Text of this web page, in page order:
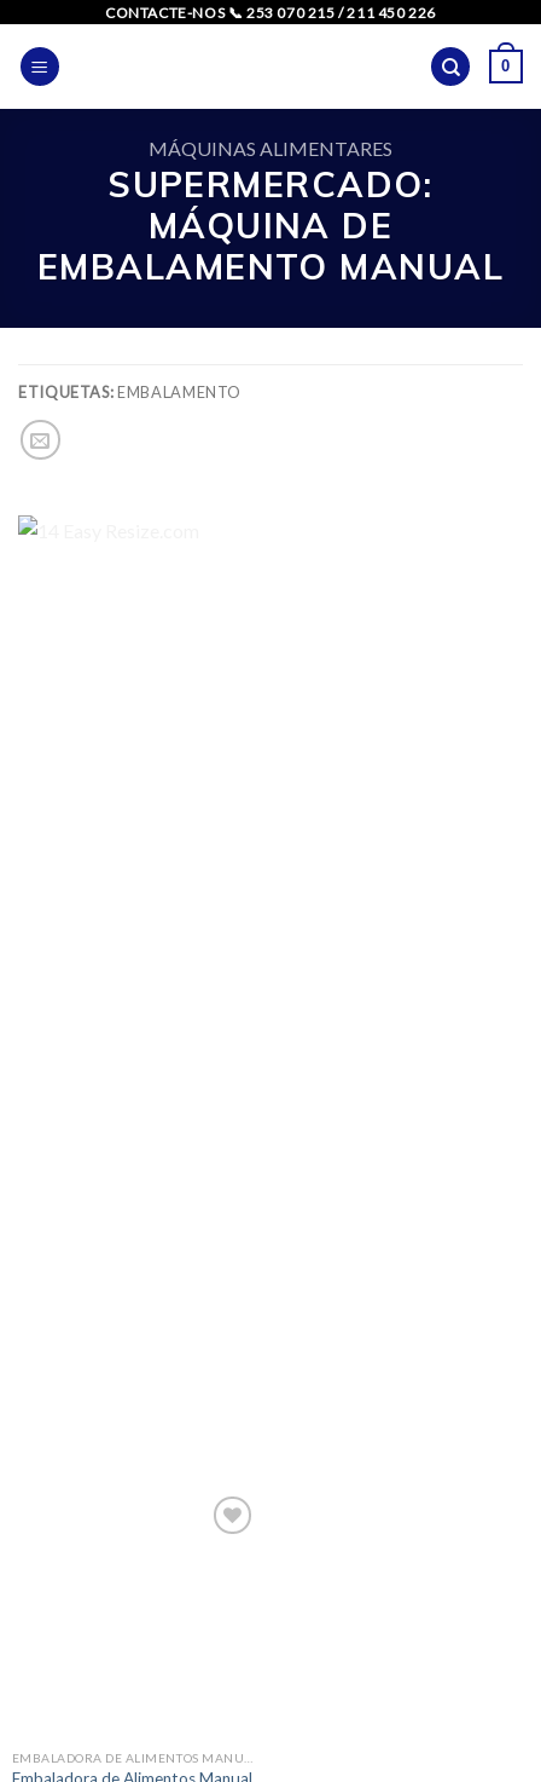
content
CONTACTE-NOS 📞 253 070 215 / 211 450 226
0
MÁQUINAS ALIMENTARES
SUPERMERCADO:
MÁQUINA DE
EMBALAMENTO MANUAL
ETIQUETAS:EMBALAMENTO